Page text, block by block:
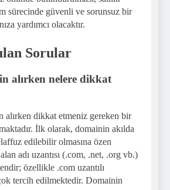
sürecinde güvenli ve sorunsuz bir
yardımcı olacaktır.
Sorular
alırken nelere dikkat
alırken dikkat etmeniz gereken bir
İlk olarak, domainin akılda
edilebilir olmasına özen
adı uzantısı (.com, .net, .org vb.)
özellikle .com uzantılı
tercih edilmektedir. Domainin